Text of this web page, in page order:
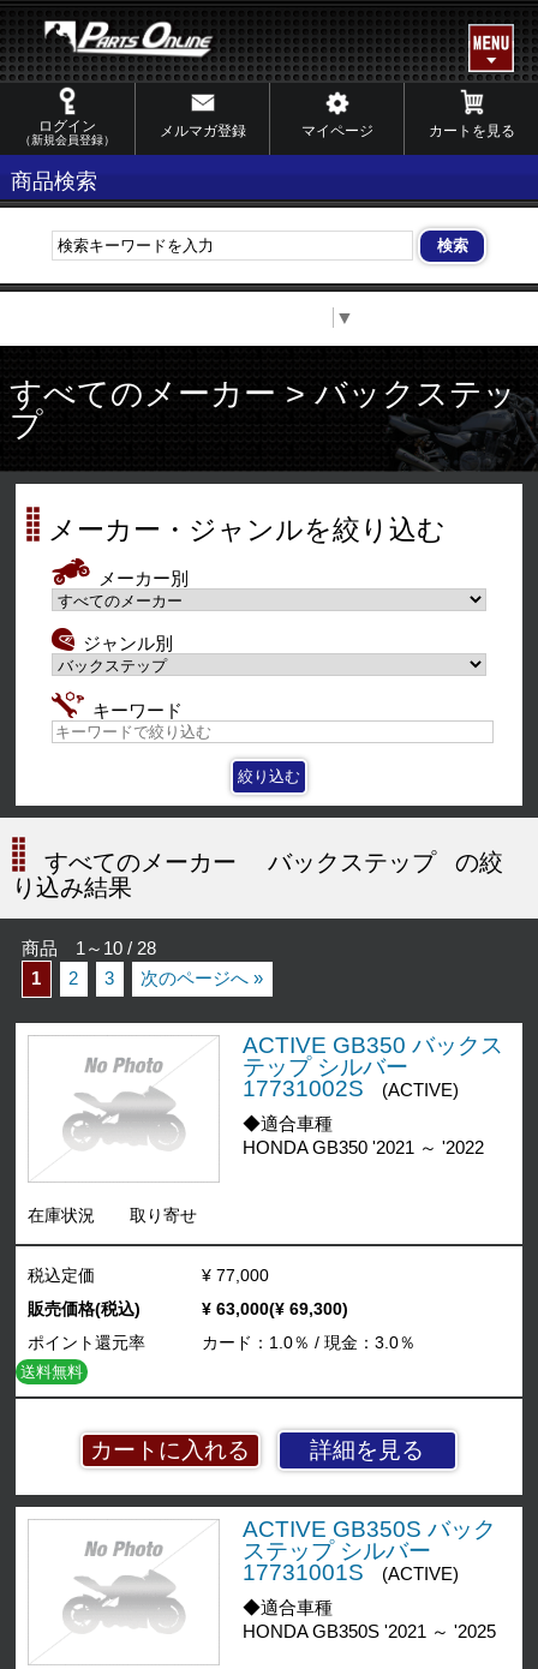
ログイン
（新規会員登録）
メルマガ登録 マイページ カートを見る
商品検索
▼
すべてのメーカー > バックステッ
プ
メーカー・ジャンルを絞り込む
メーカー別
ジャンル別
キーワード
すべてのメーカー バックステップ
の絞
り込み結果
商品 1～10 / 28
1
2 3 次のページへ »
ACTIVE GB350 バックス
テップ シルバー
17731002S
(ACTIVE)
◆適合車種
HONDA GB350 '2021 ～ '2022
在庫状況 取り寄せ
詳細を見る
税込定価
¥ 77,000
販売価格(税込)
¥ 63,000(¥ 69,300)
ポイント還元率
カード：1.0％ / 現金：3.0％
送料無料
ACTIVE GB350S バック
ステップ シルバー
17731001S
(ACTIVE)
◆適合車種
HONDA GB350S '2021 ～ '2025